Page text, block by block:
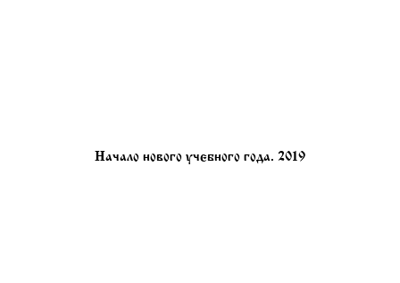
Начало нового учебного года. 2019